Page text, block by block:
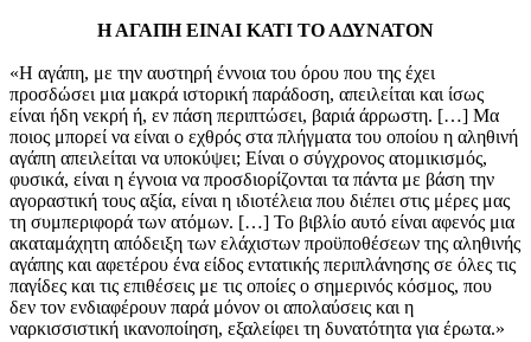
Η ΑΓΑΠΗ ΕΙΝΑΙ ΚΑΤΙ ΤΟ ΑΔΥΝΑΤΟΝ
«H αγάπη, με την αυστηρή έννοια του όρου που της έχει
προσδώσει μια μακρά ιστορική παράδοση, απειλείται και ίσως
είναι ήδη νεκρή ή, εν πάση περιπτώσει, βαριά άρρωστη. […] Μα
ποιος μπορεί να είναι ο εχθρός στα πλήγματα του οποίου η αληθινή
αγάπη απειλείται να υποκύψει; Είναι ο σύγχρονος ατομικισμός,
φυσικά, είναι η έγνοια να προσδιορίζονται τα πάντα με βάση την
αγοραστική τους αξία, είναι η ιδιοτέλεια που διέπει στις μέρες μας
τη συμπεριφορά των ατόμων. […] Το βιβλίο αυτό είναι αφενός μια
ακαταμάχητη απόδειξη των ελάχιστων προϋποθέσεων της αληθινής
αγάπης και αφετέρου ένα είδος εντατικής περιπλάνησης σε όλες τις
παγίδες και τις επιθέσεις με τις οποίες ο σημερινός κόσμος, που
δεν τον ενδιαφέρουν παρά μόνον οι απολαύσεις και η
ναρκισσιστική ικανοποίηση, εξαλείφει τη δυνατότητα για έρωτα.»